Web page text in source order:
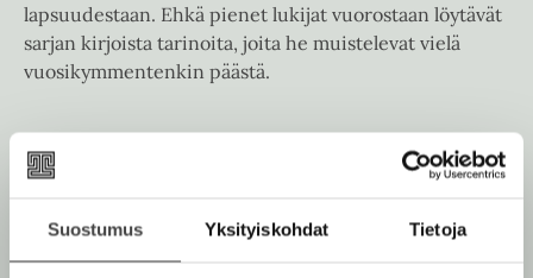
Suostumus Yksityiskohdat Tietoja
lapsuudestaan. Ehkä pienet lukijat vuorostaan löytävät
sarjan kirjoista tarinoita, joita he muistelevat vielä
vuosikymmentenkin päästä.